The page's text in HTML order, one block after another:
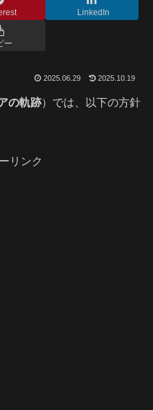
LinkedIn
ー
2025.06.29 2025.10.19
の軌跡）では、以下の方針
リンク